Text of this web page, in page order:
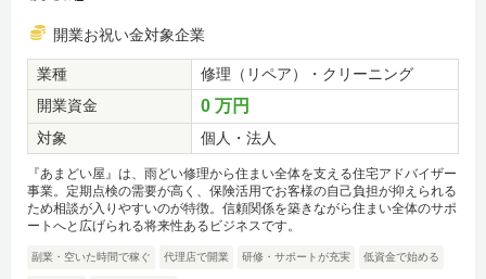
開業お祝い金対象企業
業種
修理（リペア）・クリーニング
開業資金
0 万円
対象 個人・法人
『あまどい屋』は、雨どい修理から住まい全体を支える住宅アドバイザー
事業。定期点検の需要が高く、保険活用でお客様の自己負担が抑えられる
ため相談が入りやすいのが特徴。信頼関係を築きながら住まい全体のサポ
ートへと広げられる将来性あるビジネスです。
副業・空いた時間で稼ぐ 代理店で開業 研修・サポートが充実 低資金で始める